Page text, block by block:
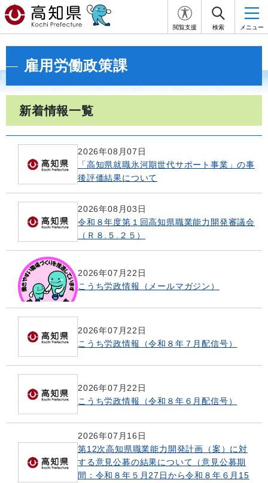
閲覧支援 検索 メニュー
雇用労働政策課
新着情報一覧
2026年08月07日
「高知県就職氷河期世代サポート事業」の事
後評価結果について
2026年08月03日
令和８年度第１回高知県職業能力開発審議会
（Ｒ８.５.２５）
2026年07月22日
こうち労政情報（メールマガジン）
2026年07月22日
こうち労政情報（令和８年７月配信号）
2026年07月22日
こうち労政情報（令和８年６月配信号）
2026年07月16日
第12次高知県職業能力開発計画（案）に対
する意見公募の結果について（意見公募期
間：令和８年５月27日から令和８年６月15